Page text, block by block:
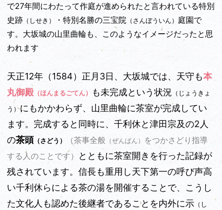
で27年間にわたって作庭が進められたと言われている特別
史跡 （しせき） ・特別名勝の三宝院 （さんぼういん） 庭園で
す。大坂城の山里曲輪も、このようなイメージだったと思
われます
天正12年 （1584）正月3日、大坂城では、天守も本
丸御殿（ほんまるごてん） も未完成という状況 （じょうきょ
う）にもかかわらず、山里曲輪に茶室が完成してい
ます。完成すると同時に、千利休と津田宗及の2人
の茶頭 （さどう） （茶事全般 （ぜんぱん）
をつかさどり指導
する人のことです）
とともに茶室開きを行った記録が
残されています。信長も重用し天下第一の呼び声高
い千利休らによる茶の湯を開催することで、こうし
た文化人も認めた後継者であることを内外に示 （し